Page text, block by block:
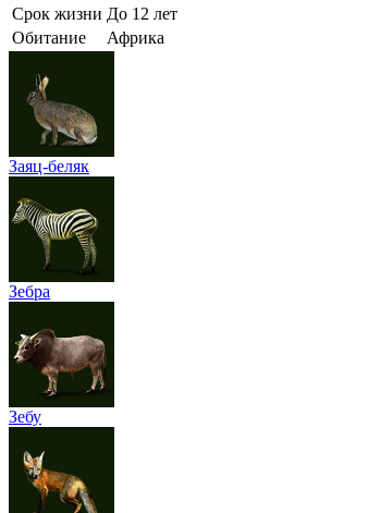
Срок жизни До 12 лет
Обитание
Африка
Заяц-беляк
Зебра
Зебу